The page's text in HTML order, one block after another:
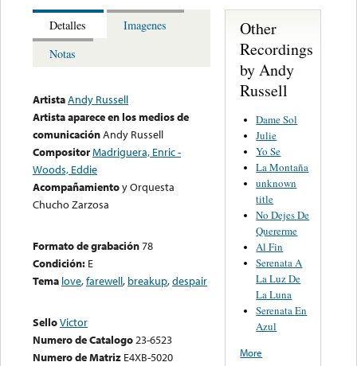
Detalles
Imagenes
Notas
ArtistaAndy Russell
Artista aparece en los medios de
comunicaciónAndy Russell
CompositorMadriguera, Enric -
Woods, Eddie
Acompañamientoy Orquesta
Chucho Zarzosa
Formato de grabación78
Condición: E
Tema love,farewell, breakup,despair
SelloVictor
Numero de Catalogo23-6523
Numero de Matriz E4XB-5020
Other
Recordings
by Andy
Russell
Dame Sol
Julie
Yo Se
La Montaña
unknown
title
No Dejes De
Quererme
Al Fin
Serenata A
La Luz De
La Luna
Serenata En
Azul
More